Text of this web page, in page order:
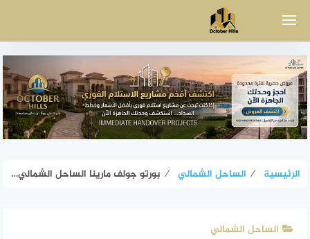
الرئيسية ⁄ الساحل الشمالي ⁄ بورتو جولف مارينا الساحل الشمالي Porto Golf Marina North Coast
الساحل الشمالي